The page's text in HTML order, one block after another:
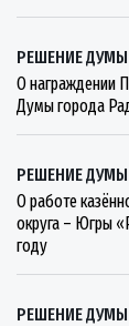
РЕШЕНИЕ
О награждении
Думы города
РЕШЕНИЕ
О работе
округа – Югры
году
РЕШЕНИЕ